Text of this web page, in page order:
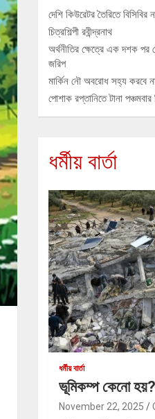
দেশি কিউরেটর তৈরিতে
চিত্রশিল্পী রবীন্দ্রনাথ
অর্থনীতির ক্ষেত্রে এক দশক পর
জরিপ
মার্কিন নৌ অবরোধ সহ্য করবে
পোশাক রপ্তানিতে টানা পঞ্চমবার
ধর্মীয় বার্তা
ধর্মীয় বার্তা
ভূমিকম্প কেনো
November 22, 2025